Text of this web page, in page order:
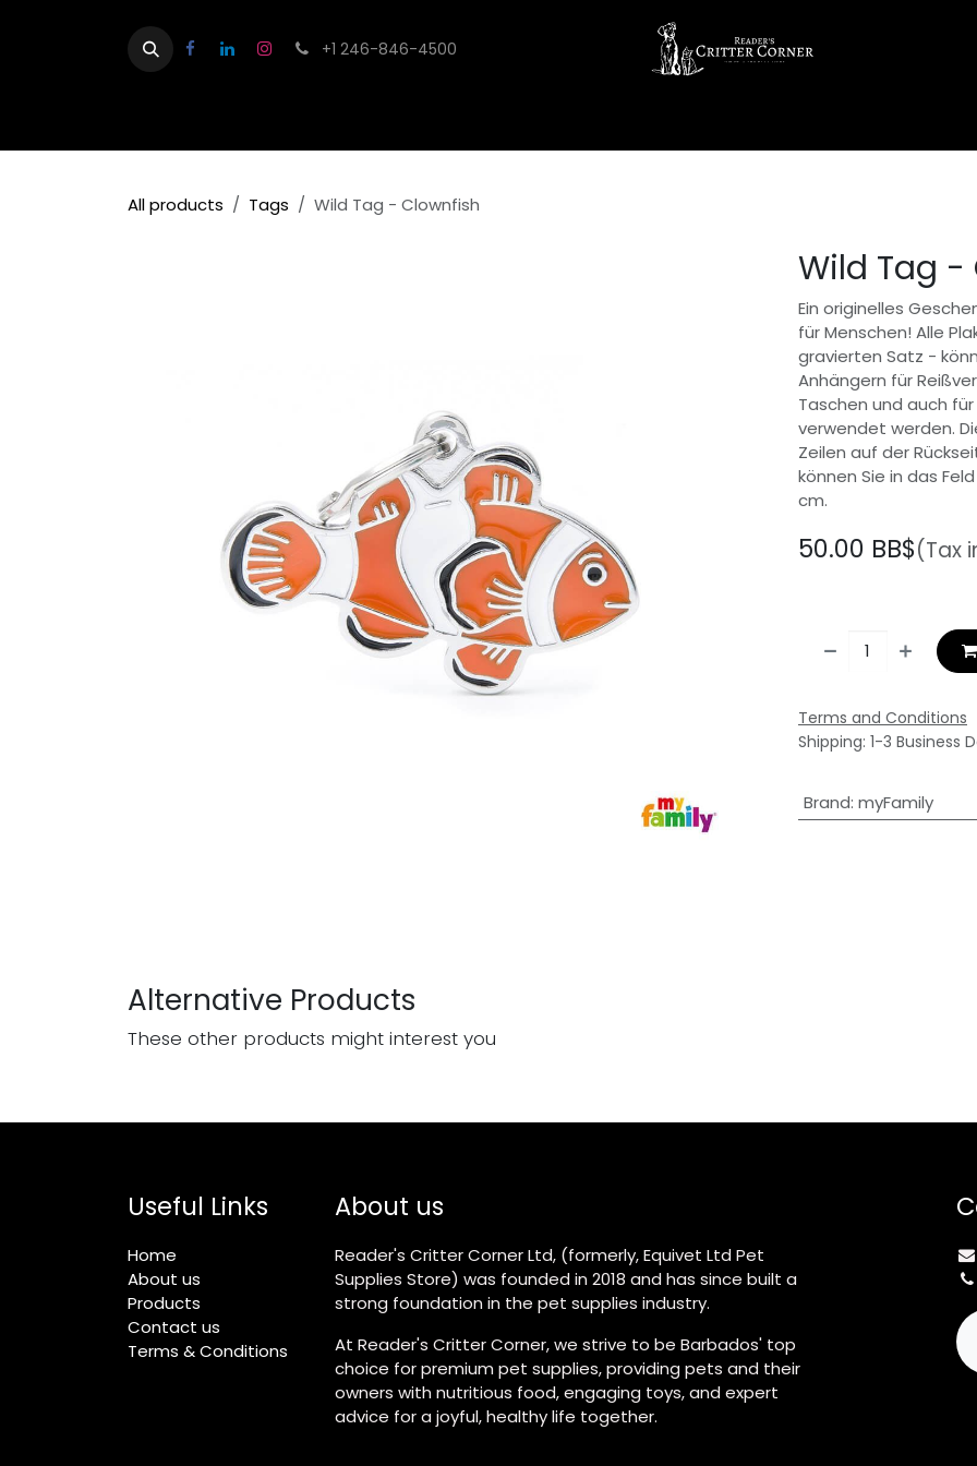
+1 246-846-4500
All products Tags Wild Tag - Clownfish
Wild Tag -
Ein originelles
für Menschen! Alle
gravierten Satz -
Anhängern für
Taschen und auch
verwendet werden.
Zeilen auf der
können Sie in das
cm.
50.00 BB$(Tax
Terms and Conditions
Shipping: 1-3 Business
Brand: myFamily
Alternative Products
These other products might interest you
Useful Links
Home
About us
Products
Contact us
Terms & Conditions
About us
Reader's Critter Corner Ltd, (formerly, Equivet Ltd Pet
Supplies Store) was founded in 2018 and has since built a
strong foundation in the pet supplies industry.
At Reader's Critter Corner, we strive to be Barbados' top
choice for premium pet supplies, providing pets and their
owners with nutritious food, engaging toys, and expert
advice for a joyful, healthy life together.